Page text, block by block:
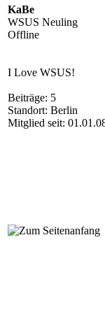
KaBe
WSUS Neuling
Offline
I Love WSUS!
Beiträge: 5
Standort: Berlin
Mitglied seit: